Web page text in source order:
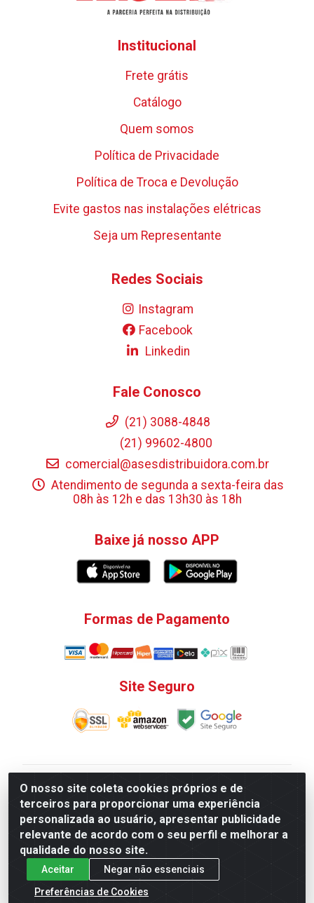
O nosso site coleta cookies próprios e de
terceiros para proporcionar uma experiência
personalizada ao usuário, apresentar publicidade
relevante de acordo com o seu perfil e melhorar a
qualidade do nosso site.
Aceitar
Negar não essenciais
Preferências de Cookies
Institucional
Frete grátis
Catálogo
Quem somos
Política de Privacidade
Política de Troca e Devolução
Evite gastos nas instalações elétricas
Seja um Representante
Redes Sociais
Instagram
Facebook
Linkedin
Fale Conosco
(21) 3088-4848
(21) 99602-4800
comercial@asesdistribuidora.com.br
Atendimento de segunda a sexta-feira das
08h às 12h e das 13h30 às 18h
Baixe já nosso APP
Formas de Pagamento
Site Seguro
V. C. Ferragens LTDA - Rua do Matoso, 132 - Praça da
Bandeira, Rio de Janeiro/ RJ - CEP 20.270-135 - CNPJ
12.324.723/0001-25
Todas as regras de promoções, descontos, preços e
prazos de pagamento e entrega expostos aqui são
válidos apenas para compras via internet. Preços e
estoque sujeito a alterações sem aviso prévio.